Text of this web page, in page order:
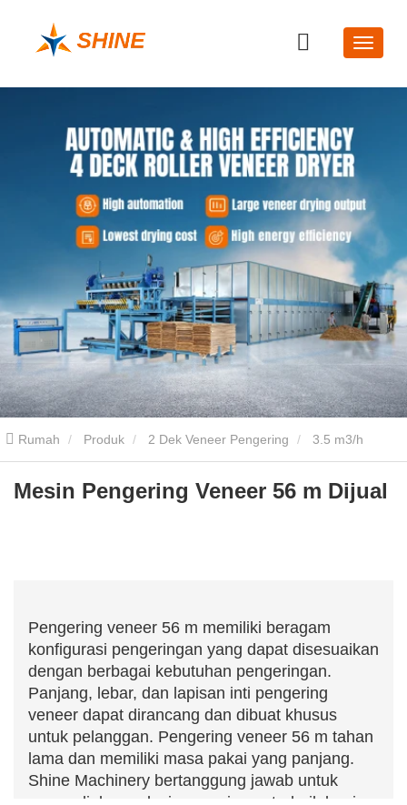
Rumah Produk 2 Dek Veneer Pengering 3.5 m3/h
Veneer Pengering Mesin Pengering Veneer 56 m Dijual
Mesin Pengering Veneer 56 m Dijual
Pengering veneer 56 m memiliki beragam
konfigurasi pengeringan yang dapat disesuaikan
dengan berbagai kebutuhan pengeringan.
Panjang, lebar, dan lapisan inti pengering
veneer dapat dirancang dan dibuat khusus
untuk pelanggan. Pengering veneer 56 m tahan
lama dan memiliki masa pakai yang panjang.
Shine Machinery bertanggung jawab untuk